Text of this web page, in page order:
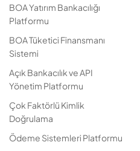
BOA Yatırım Bankacılığı
Platformu
BOA Tüketici Finansmanı
Sistemi
Açık Bankacılık ve API
Yönetim Platformu
Çok Faktörlü Kimlik
Doğrulama
Ödeme Sistemleri Platformu